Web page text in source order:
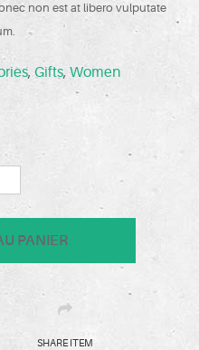
non est at libero vulputate
, Gifts, Women
PANIER
SHARE ITEM